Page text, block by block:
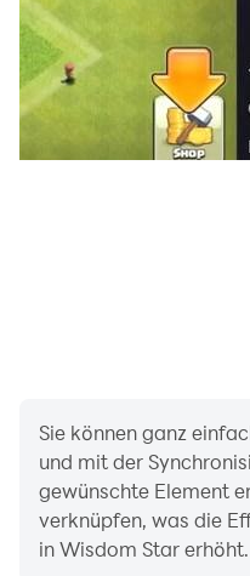
Sie können ganz
und mit der
gewünschte Element
verknüpfen, was die
in Wisdom Star erhöht.